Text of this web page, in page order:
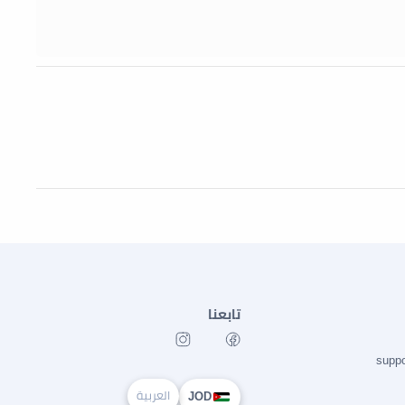
تابعنا
JOD العربية